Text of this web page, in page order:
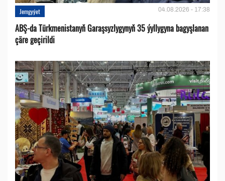
Jemgyýet 04.08.2026 - 17:38
ABŞ-da Türkmenistanyň Garaşsyzlygynyň 35 ýyllygyna bagyşlanan
çäre geçirildi